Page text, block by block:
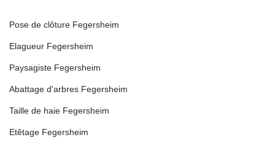
Pose de clôture Fegersheim
Elagueur Fegersheim
Paysagiste Fegersheim
Abattage d'arbres Fegersheim
Taille de haie Fegersheim
Etêtage Fegersheim